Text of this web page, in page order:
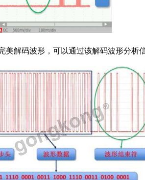
美解码波形，可以通过该解码波形分析